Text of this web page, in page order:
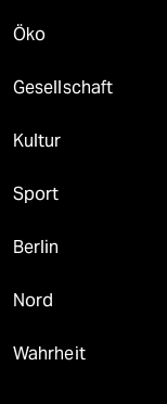
Öko
Gesellschaft
Kultur
Sport
Berlin
Nord
Wahrheit